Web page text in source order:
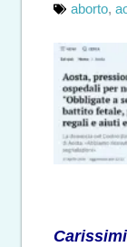
aborto,